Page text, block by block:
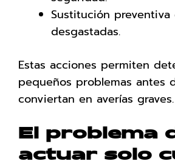
Sustitución preventiva
desgastadas.
Estas acciones permiten
pequeños problemas antes
conviertan en averías graves.
El problema
actuar solo